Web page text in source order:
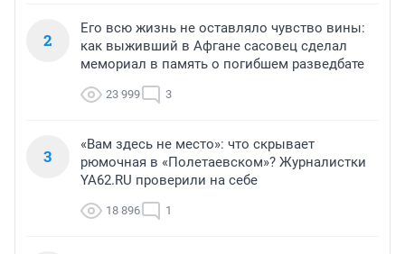
2
Его всю жизнь не оставляло чувство вины:
как выживший в Афгане сасовец сделал
мемориал в память о погибшем разведбате
23 999 3
3
«Вам здесь не место»: что скрывает
рюмочная в «Полетаевском»? Журналистки
YA62.RU проверили на себе
18 896 1